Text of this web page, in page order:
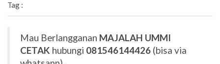
Tag :
Mau Berlangganan MAJALAH UMMI
CETAK hubungi 081546144426 (bisa via